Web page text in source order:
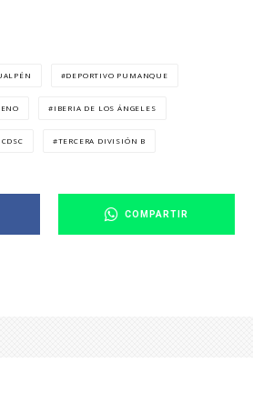
DEPORTIVO PUMANQUE
IBERIA DE LOS ÁNGELES
TERCERA DIVISIÓN B
COMPARTIR